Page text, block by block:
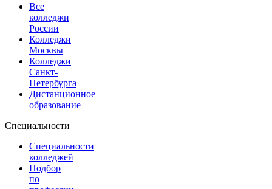
Все
колледжи
России
Колледжи
Москвы
Колледжи
Санкт-
Петербурга
Дистанционное
образование
Специальности
Специальности
колледжей
Подбор
по